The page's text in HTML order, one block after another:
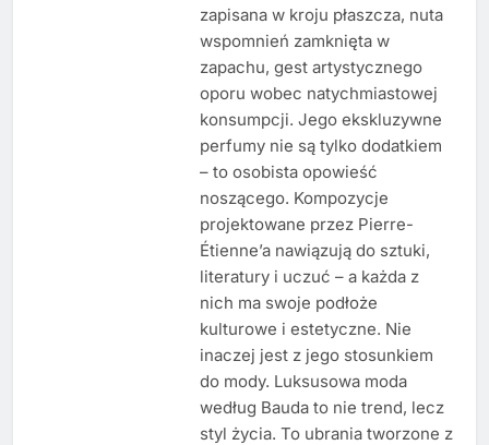
zapisana w kroju płaszcza, nuta
wspomnień zamknięta w
zapachu, gest artystycznego
oporu wobec natychmiastowej
konsumpcji. Jego ekskluzywne
perfumy nie są tylko dodatkiem
– to osobista opowieść
noszącego. Kompozycje
projektowane przez Pierre-
Étienne’a nawiązują do sztuki,
literatury i uczuć – a każda z
nich ma swoje podłoże
kulturowe i estetyczne. Nie
inaczej jest z jego stosunkiem
do mody. Luksusowa moda
według Bauda to nie trend, lecz
styl życia. To ubrania tworzone z